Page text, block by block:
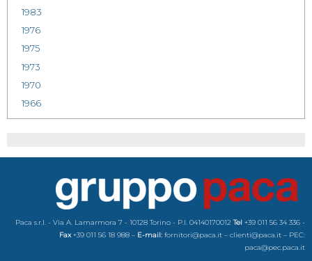
1983
1976
1975
1973
1970
1966
Paca s.r.l. - Via A. Lamarmora 7 - 10128 Torino - P.I. 04140170012Tel +39 011 56 34 336 -
Fax+39 011 56 18 988 – E-mail: fornitori@paca.it – clienti@paca.it – PEC:
paca@pec.paca.it